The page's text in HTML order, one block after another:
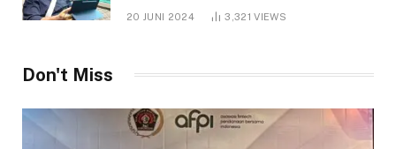
1.000 Hektare
20 JUNI 2024 3,321VIEWS
Don't Miss